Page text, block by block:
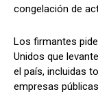
congelación de
Los firmantes
Unidos que
el país, incluidas
empresas